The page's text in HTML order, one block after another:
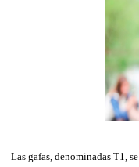
Las gafas, denominadas T1,